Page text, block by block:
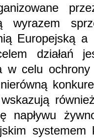
wyrazem
Europejską
działań
w celu
napływu